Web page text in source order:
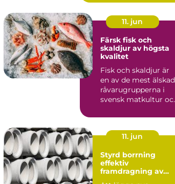
och på s...
11. jun
Färsk fisk och
skaldjur av högsta
kvalitet
Fisk och skaldjur är
en av de mest
råvarugrupperna i
svensk matkultur
11. jun
Styrd borrning
effektiv
framdragning av